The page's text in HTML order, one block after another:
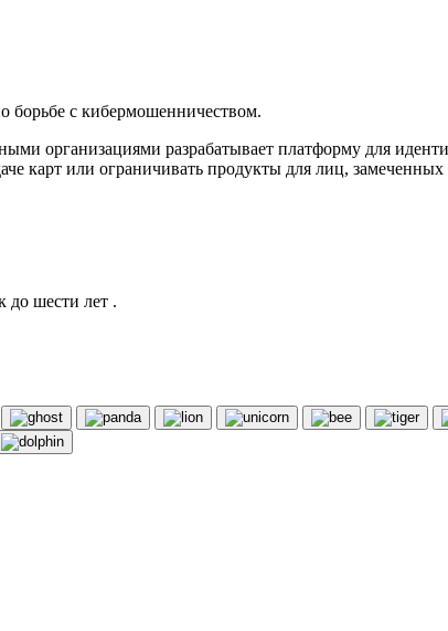
борьбе с кибермошенничеством.
организациями разрабатывает платформу для
карт или ограничивать продукты для лиц, замеченных
до шести лет .